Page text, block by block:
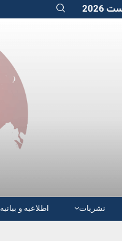
اطلاعیه و بیانیه نشریات